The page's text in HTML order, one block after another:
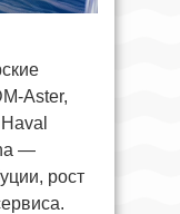
Aster,
—
рост